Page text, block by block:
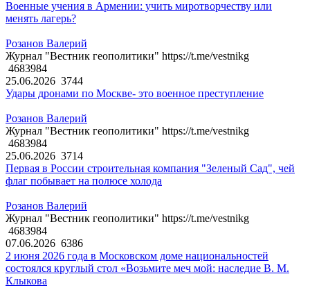
Военные учения в Армении: учить миротворчеству или
менять лагерь?
Розанов Валерий
Журнал "Вестник геополитики" https://t.me/vestnikg
4683984
25.06.2026 3744
Удары дронами по Москве- это военное преступление
Розанов Валерий
Журнал "Вестник геополитики" https://t.me/vestnikg
4683984
25.06.2026 3714
Первая в России строительная компания "Зеленый Сад", чей
флаг побывает на полюсе холода
Розанов Валерий
Журнал "Вестник геополитики" https://t.me/vestnikg
4683984
07.06.2026 6386
2 июня 2026 года в Московском доме национальностей
состоялся круглый стол «Возьмите меч мой: наследие В. М.
Клыкова